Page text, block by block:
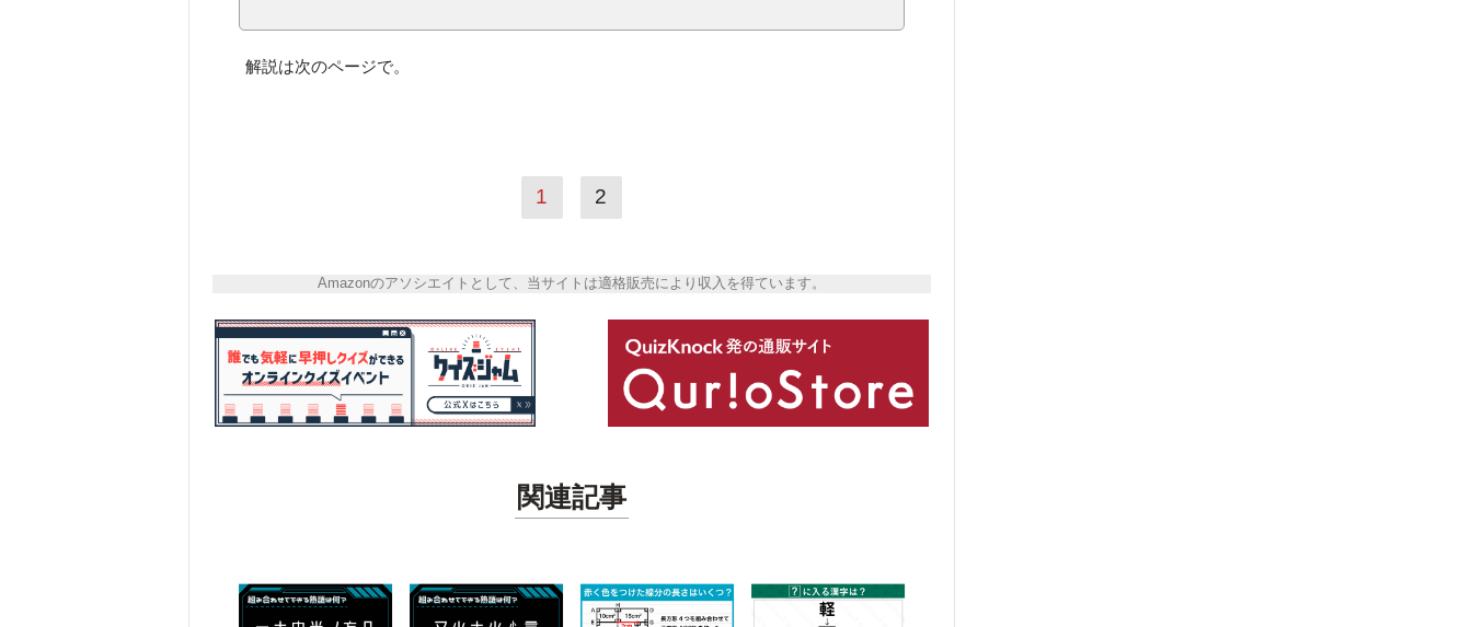
解説は次のページで。
1 2
Amazonのアソシエイトとして、当サイトは適格販売により収入を得ています。
関連記事